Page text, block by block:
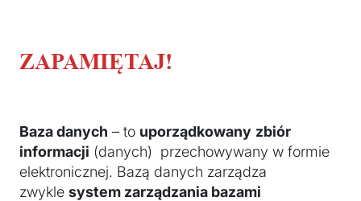
ZAPAMIĘTAJ!
Baza danych – to uporządkowany zbiór
informacji (danych) przechowywany w formie
elektronicznej. Bazą danych zarządza
zwykle system zarządzania bazami